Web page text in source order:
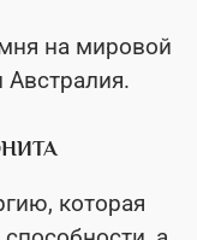
на мировой
которая